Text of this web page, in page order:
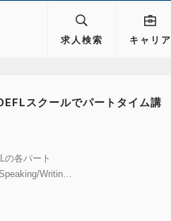
求人検索 キャリア
スクールでパートタイム講
の各パート
Writin…